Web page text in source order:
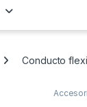
Conducto